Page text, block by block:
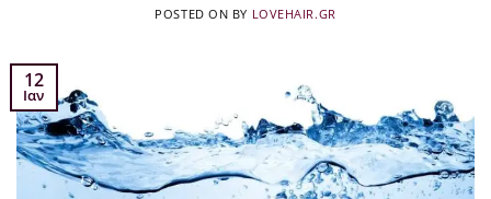
POSTED ON BY LOVEHAIR.GR
12
Ιαν